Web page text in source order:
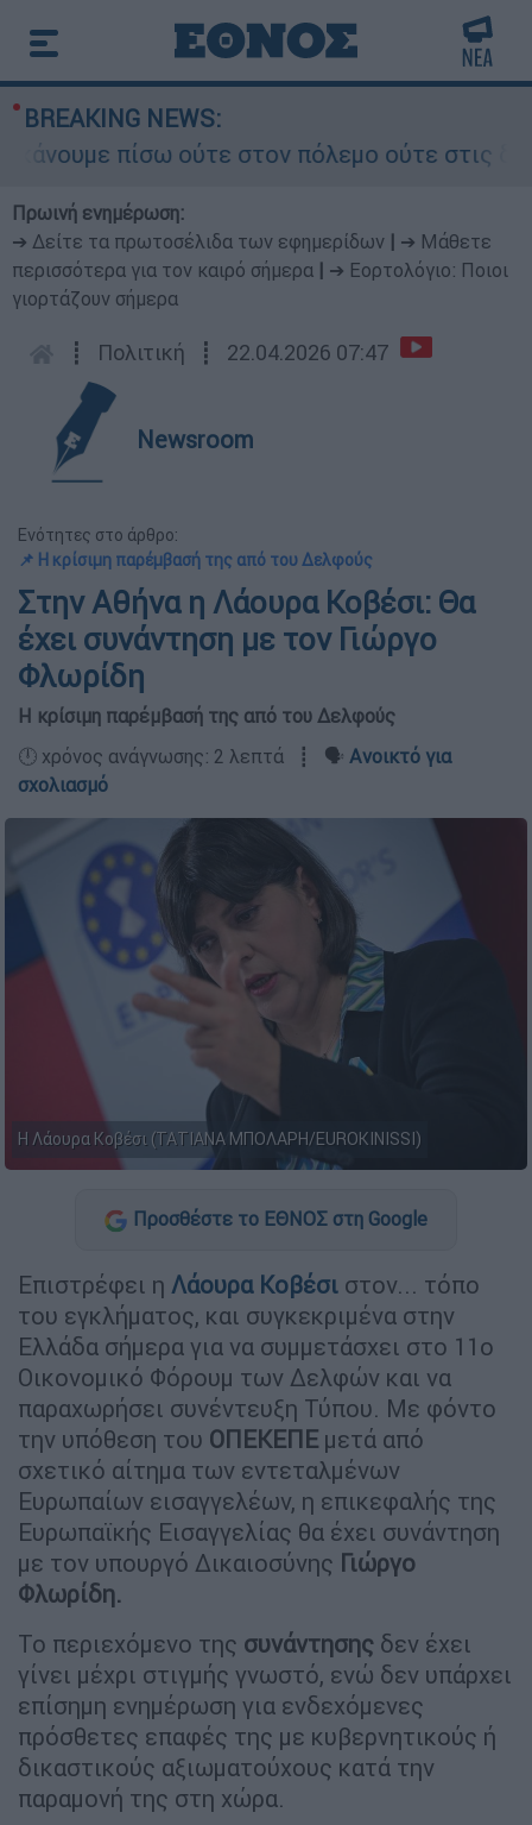
BREAKING NEWS:
πίσω ούτε στον πόλεμο ούτε στις
Πρωινή ενημέρωση:
➔ Δείτε τα πρωτοσέλιδα των εφημερίδων
➔ Μάθετε
περισσότερα για τον καιρό σήμερα
➔ Εορτολόγιο: Ποιοι
γιορτάζουν σήμερα
┋ Πολιτική ┋ 22.04.2026 07:47
Newsroom
Ενότητες στο άρθρο:
📌 Η κρίσιμη παρέμβασή της από του Δελφούς
Στην Αθήνα η Λάουρα Κοβέσι: Θα
έχει συνάντηση με τον Γιώργο
Φλωρίδη
Η κρίσιμη παρέμβασή της από του Δελφούς
🕛 χρόνος ανάγνωσης: 2 λεπτά ┋ 🗣️ Ανοικτό για
σχολιασμό
Η Λάουρα Κοβέσι (ΤΑΤΙΑΝΑ ΜΠΟΛΑΡΗ/EUROKINISSI)
Προσθέστε το ΕΘΝΟΣ στη Google
Επιστρέφει η Λάουρα Κοβέσι στον... τόπο
του εγκλήματος, και συγκεκριμένα στην
Ελλάδα σήμερα για να συμμετάσχει στο 11ο
Οικονομικό Φόρουμ των Δελφών και να
παραχωρήσει συνέντευξη Τύπου. Με φόντο
την υπόθεση του ΟΠΕΚΕΠΕ μετά από
σχετικό αίτημα των εντεταλμένων
Ευρωπαίων εισαγγελέων, η επικεφαλής της
Ευρωπαϊκής Εισαγγελίας θα έχει συνάντηση
με τον υπουργό Δικαιοσύνης Γιώργο
Φλωρίδη.
Το περιεχόμενο της συνάντησης δεν έχει
γίνει μέχρι στιγμής γνωστό, ενώ δεν υπάρχει
επίσημη ενημέρωση για ενδεχόμενες
πρόσθετες επαφές της με κυβερνητικούς ή
δικαστικούς αξιωματούχους κατά την
παραμονή της στη χώρα.